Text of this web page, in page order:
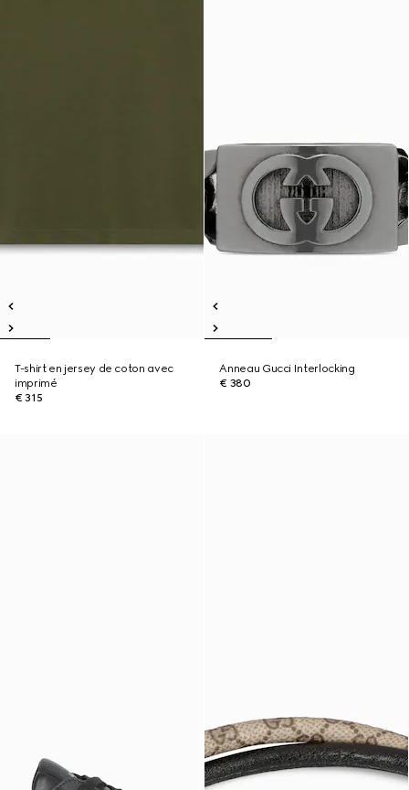
T-shirt en jersey de coton avec
imprimé
€ 315
Anneau Gucci Interlocking
€ 380